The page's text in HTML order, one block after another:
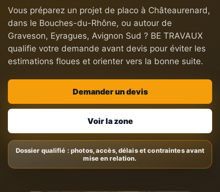
Vous préparez un projet de placo à Châteaurenard,
dans le Bouches-du-Rhône, ou autour de
Graveson, Eyragues, Avignon Sud ? BE TRAVAUX
qualifie votre demande avant devis pour éviter les
estimations floues et orienter vers la bonne suite.
Demander un devis
Voir la zone